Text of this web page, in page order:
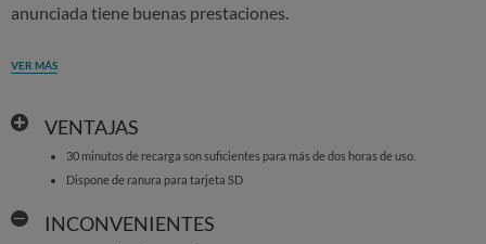
anunciada tiene buenas prestaciones.
VER MÁS
VENTAJAS
30 minutos de recarga son suficientes para más de dos horas de uso.
Dispone de ranura para tarjeta SD
INCONVENIENTES